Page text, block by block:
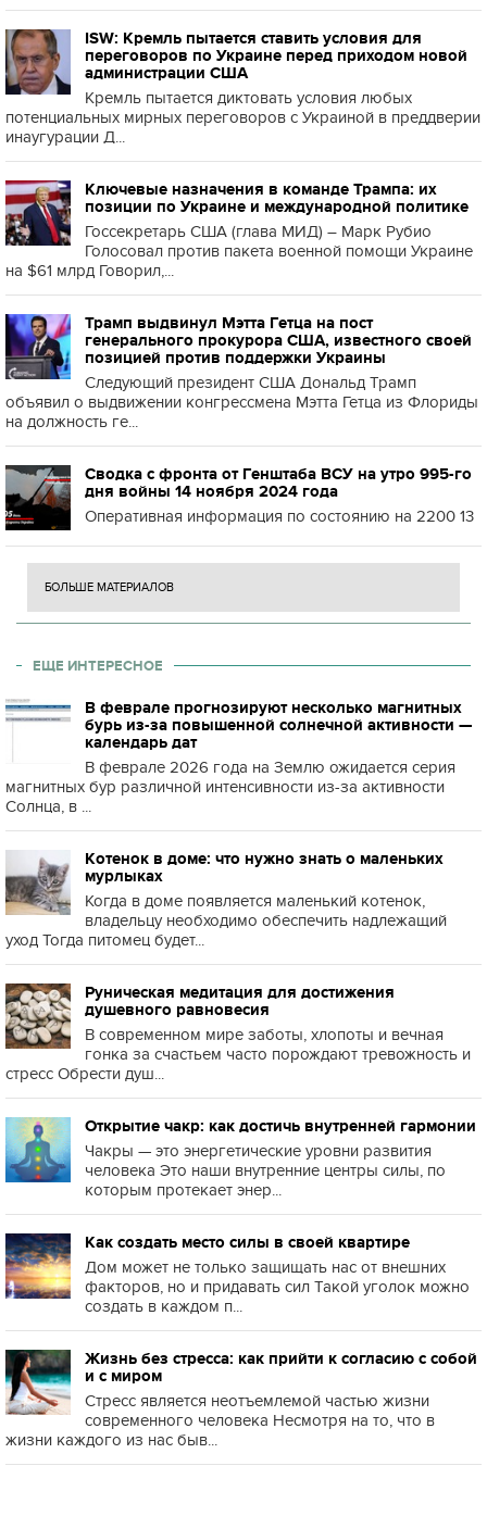
ISW: Кремль пытается ставить условия для
переговоров по Украине перед приходом новой
администрации США
Кремль пытается диктовать условия любых
потенциальных мирных переговоров с Украиной в преддверии
инаугурации Д...
Ключевые назначения в команде Трампа: их
позиции по Украине и международной политике
Госсекретарь США (глава МИД) – Марк Рубио
Голосовал против пакета военной помощи Украине
на $61 млрд Говорил,...
Трамп выдвинул Мэтта Гетца на пост
генерального прокурора США, известного своей
позицией против поддержки Украины
Следующий президент США Дональд Трамп
объявил о выдвижении конгрессмена Мэтта Гетца из Флориды
на должность ге...
Сводка с фронта от Генштаба ВСУ на утро 995-го
дня войны 14 ноября 2024 года
Оперативная информация по состоянию на 2200 13
БОЛЬШЕ МАТЕРИАЛОВ
ЕЩЕ ИНТЕРЕСНОЕ
В феврале прогнозируют несколько магнитных
бурь из-за повышенной солнечной активности —
календарь дат
В феврале 2026 года на Землю ожидается серия
магнитных бур различной интенсивности из-за активности
Солнца, в ...
Котенок в доме: что нужно знать о маленьких
мурлыках
Когда в доме появляется маленький котенок,
владельцу необходимо обеспечить надлежащий
уход Тогда питомец будет...
Руническая медитация для достижения
душевного равновесия
В современном мире заботы, хлопоты и вечная
гонка за счастьем часто порождают тревожность и
стресс Обрести душ...
Открытие чакр: как достичь внутренней гармонии
Чакры — это энергетические уровни развития
человека Это наши внутренние центры силы, по
которым протекает энер...
Как создать место силы в своей квартире
Дом может не только защищать нас от внешних
факторов, но и придавать сил Такой уголок можно
создать в каждом п...
Жизнь без стресса: как прийти к согласию с собой
и с миром
Стресс является неотъемлемой частью жизни
современного человека Несмотря на то, что в
жизни каждого из нас быв...